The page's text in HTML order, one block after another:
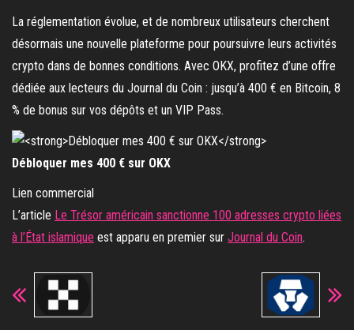
La réglementation évolue, et de nombreux utilisateurs cherchent
désormais une nouvelle plateforme pour poursuivre leurs activités
crypto dans de bonnes conditions. Avec OKX, profitez d’une offre
dédiée aux lecteurs du Journal du Coin : jusqu’à 400 € en Bitcoin, 8
% de bonus sur vos dépôts et un VIP Pass.
Débloquer mes 400 € sur OKX
Lien commercial
L’article Le Trésor américain sanctionne 100 adresses crypto liées
à l’État islamique est apparu en premier sur Journal du Coin.